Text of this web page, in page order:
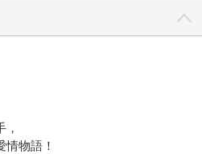
逞能求快，劉備三顧茅廬之後，
前進，接著，一鳴驚人的赤壁
葛亮跑出自己的生命姿態，最
盡最後的力量，鞠躬盡瘁、死
持到底的精神，讓我們窺見生
潮人誌》介紹了12位古人，
。請問老師是如何「選角」的？
物語！